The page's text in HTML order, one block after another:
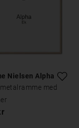
Nielsen Alpha Eg
med